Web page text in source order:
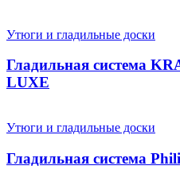
Утюги и гладильные доски
Гладильная система
LUXE
Утюги и гладильные доски
Гладильная система